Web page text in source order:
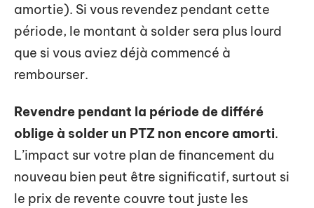
amortie). Si vous revendez pendant cette
période, le montant à solder sera plus lourd
que si vous aviez déjà commencé à
rembourser.
Revendre pendant la période de différé
oblige à solder un PTZ non encore amorti.
L’impact sur votre plan de financement du
nouveau bien peut être significatif, surtout si
le prix de revente couvre tout juste les